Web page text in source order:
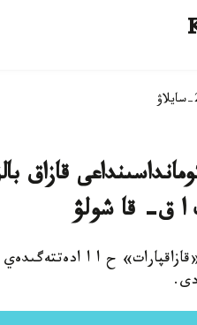
ا ق- قا شولۋ
ح ا ا